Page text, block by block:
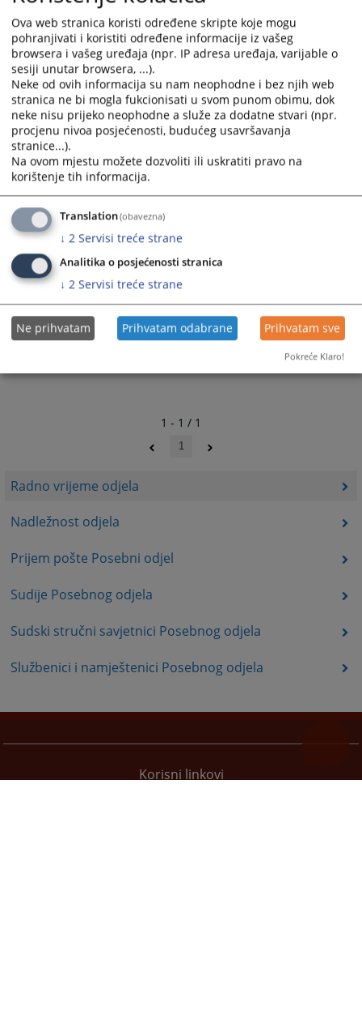
Radno vrijeme odjela
Nadležnost odjela
Prijem pošte Posebni odjel
Sudije Posebnog odjela
Sudski stručni savjetnici Posebnog odjela
Službenici i namještenici Posebnog odjela
1 - 1 / 1
1
Korisni linkovi
Ova web stranica koristi određene skripte koje mogu
pohranjivati i koristiti određene informacije iz vašeg
browsera i vašeg uređaja (npr. IP adresa uređaja, varijable o
sesiji unutar browsera, ...).
Neke od ovih informacija su nam neophodne i bez njih web
stranica ne bi mogla fukcionisati u svom punom obimu, dok
neke nisu prijeko neophodne a služe za dodatne stvari (npr.
procjenu nivoa posjećenosti, budućeg usavršavanja
stranice...).
Na ovom mjestu možete dozvoliti ili uskratiti pravo na
korištenje tih informacija.
Translation(obavezna)
↓ 2 Servisi treće strane
Analitika o posjećenosti stranica
↓ 2 Servisi treće strane
Ne prihvatam Prihvatam odabrane Prihvatam sve
Pokreće Klaro!